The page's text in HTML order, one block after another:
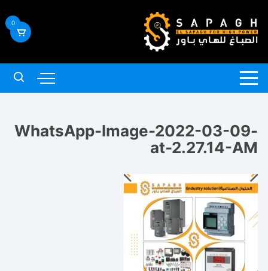
إلى
المحتوى
0
WhatsApp-Image-2022-03-09-
at-2.27.14-AM